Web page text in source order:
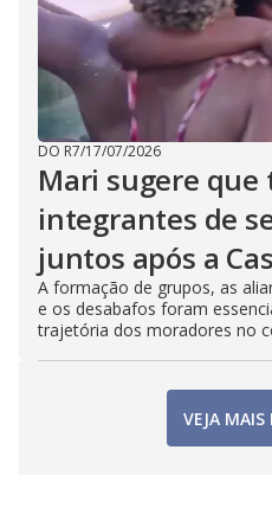
DO R7/17/07/2026
Mari sugere que
integrantes de
juntos após a
A formação de grupos, as
e os desabafos foram
trajetória dos moradores no
VEJA